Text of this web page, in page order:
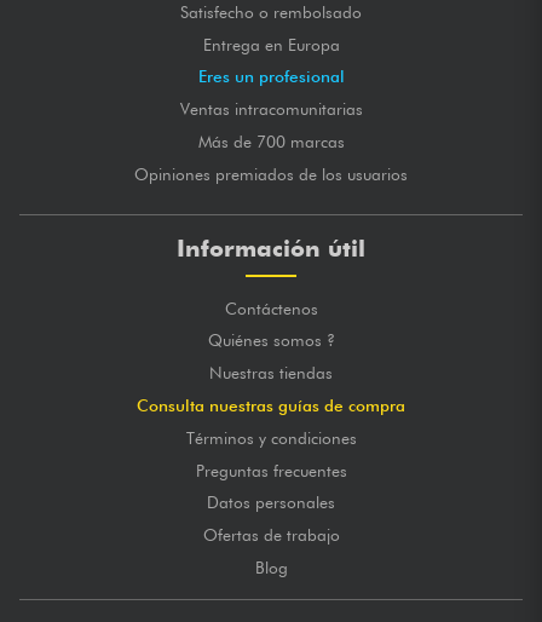
Satisfecho o rembolsado
Entrega en Europa
Eres un profesional
Ventas intracomunitarias
Más de 700 marcas
Opiniones premiados de los usuarios
Información útil
Contáctenos
Quiénes somos ?
Nuestras tiendas
Consulta nuestras guías de compra
Términos y condiciones
Preguntas frecuentes
Datos personales
Ofertas de trabajo
Blog